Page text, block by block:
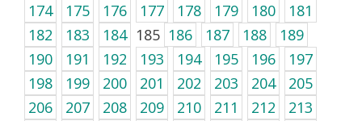
174
175 176 177 178 179 180
181
182
183 184 185 186 187 188
189
190
191 192 193 194 195 196
197
198
199 200 201 202 203 204
205
206
207 208 209 210 211 212
213